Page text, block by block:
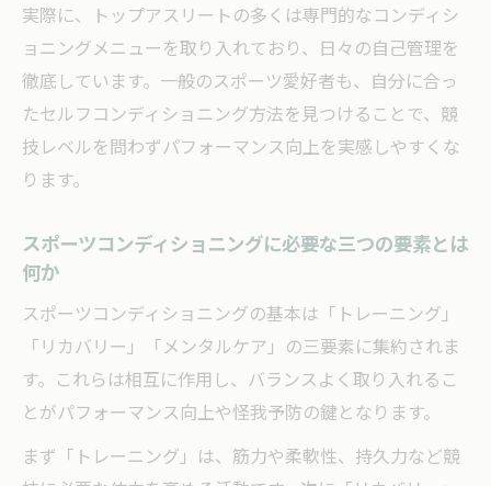
スポーツコンディショニングで怪我を防ぐ
セルフコンディショニング方法で安全な運
動習慣を
スポーツパフォーマンスと怪我予防の両立
日常的なセルフスポーツコンディショニン
グの重要性
話題のコンディショニングヨガ活用術も紹介
スポーツコンディショニングヨガの効果と
実践手順
実際に、トップアスリートの多くは専門的なコンディシ
ョニングメニューを取り入れており、日々の自己管理を
徹底しています。一般のスポーツ愛好者も、自分に合っ
たセルフコンディショニング方法を見つけることで、競
技レベルを問わずパフォーマンス向上を実感しやすくな
ります。
スポーツコンディショニングに必要な三つの要素とは
何か
スポーツコンディショニングの基本は「トレーニング」
「リカバリー」「メンタルケア」の三要素に集約されま
す。これらは相互に作用し、バランスよく取り入れるこ
とがパフォーマンス向上や怪我予防の鍵となります。
まず「トレーニング」は、筋力や柔軟性、持久力など競